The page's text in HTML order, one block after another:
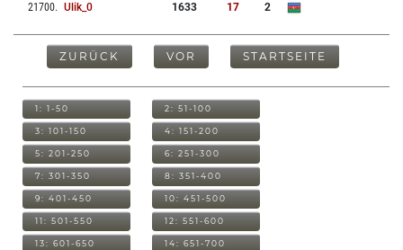
21700. Ulik_0 1633 17 2
ZURÜCK VOR STARTSEITE
1: 1-50 2: 51-100
3: 101-150 4: 151-200
5: 201-250 6: 251-300
7: 301-350 8: 351-400
9: 401-450 10: 451-500
11: 501-550 12: 551-600
13: 601-650 14: 651-700